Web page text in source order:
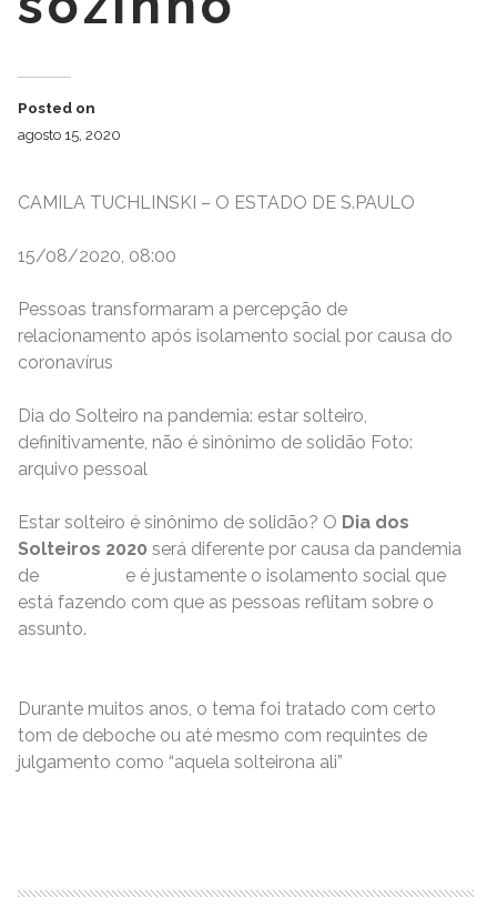
Posted on
agosto 15, 2020
CAMILA TUCHLINSKI – O ESTADO DE S.PAULO
15/08/2020, 08:00
Pessoas transformaram a percepção de
relacionamento após isolamento social por causa do
coronavírus
Dia do Solteiro na pandemia: estar solteiro,
definitivamente, não é sinônimo de solidão Foto:
arquivo pessoal
Estar solteiro é sinônimo de solidão? O Dia dos
Solteiros 2020 será diferente por causa da pandemia
de
e é justamente o isolamento social que
está fazendo com que as pessoas reflitam sobre o
assunto.
Durante muitos anos, o tema foi tratado com certo
tom de deboche ou até mesmo com requintes de
julgamento como “aquela solteirona ali”